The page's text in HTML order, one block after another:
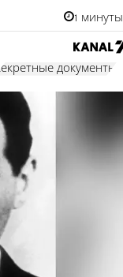
1 минуты
секретные документы